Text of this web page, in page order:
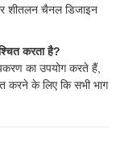
शीतलन चैनल डिजाइन
करता है?
का उपयोग करते हैं,
करने के लिए कि सभी भाग